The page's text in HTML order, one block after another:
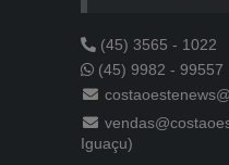
(45) 3565 - 1022
(45) 9982 - 99557
Iguaçu)